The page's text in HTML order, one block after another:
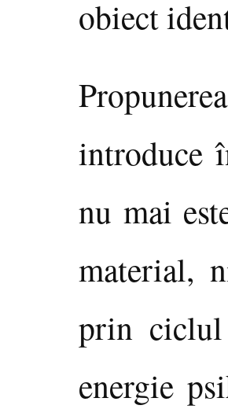
obiect
introduce
nu mai
material,
prin
energie